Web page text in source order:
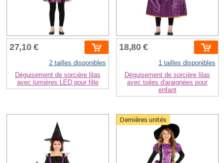
27,10 €
2 tailles disponibles
Déguisement de sorcière lilas
avec lumières LED pour fille
18,80 €
1 tailles disponibles
Déguisement de sorcière lilas
avec toiles d'araignées pour
enfant
Dernières unités